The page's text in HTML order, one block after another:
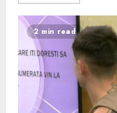
2 min read